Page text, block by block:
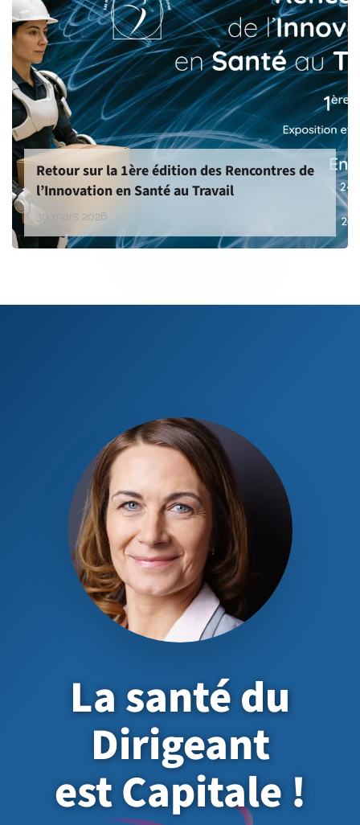
Retour sur la 1ère édition des Rencontres de
l’Innovation en Santé au Travail
30 mars 2026
La santé du
Dirigeant
est Capitale !